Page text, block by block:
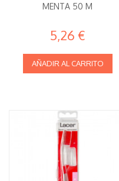
MENTA 50 M
5,26 €
AÑADIR AL CARRITO